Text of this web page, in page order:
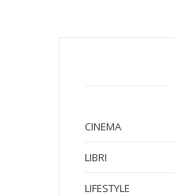
CINEMA
LIBRI
LIFESTYLE